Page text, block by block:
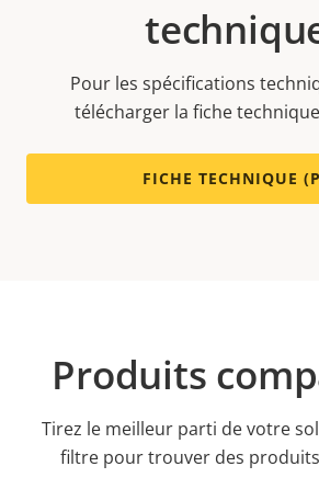
Pour les spécifications
télécharger la fiche
FICHE TECHNIQUE
Produits
Tirez le meilleur parti de votre
filtre pour trouver des